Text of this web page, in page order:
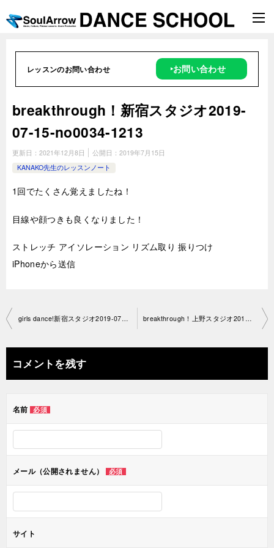
レッスンのお問い合わせ ‣お問い合わせ
breakthrough！新宿スタジオ2019-
07-15-no0034-1213
更新日： 2021年12月8日 公開日： 2019年7月15日
KANAKO先生のレッスンノート
1回でたくさん覚えましたね！
目線や顔つきも良くなりました！
ストレッチ アイソレーション リズム取り 振りつけ
iPhoneから送信
投
ナ
ビ
ー
ン
コメントを残す
名前 必須
メール（公開されません） 必須
サイト